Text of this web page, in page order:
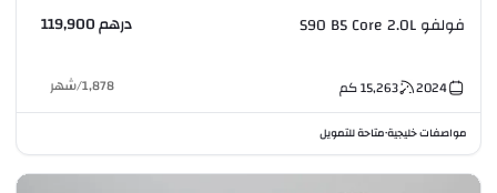
فولفو S90 B5 Core 2.0L درهم 119,900
2024
15,263كم 1,878
/شهر
مواصفات خليجية•متاحة للتمويل